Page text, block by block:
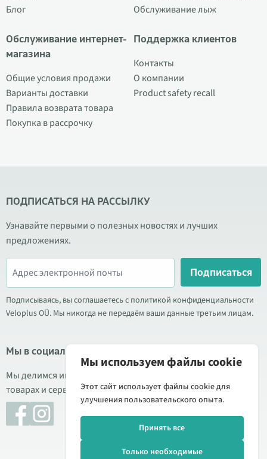
Блог
Обслуживание интернет-
магазина
Общие условия продажи
Варианты доставки
Правила возврата товара
Покупка в рассрочку
Обслуживание лыж
Поддержка клиентов
Контакты
О компании
Product safety recall
ПОДПИСАТЬСЯ НА РАССЫЛКУ
Узнавайте первыми о полезных новостях и лучших
предложениях.
Подписаться
Подписываясь, вы соглашаетесь с политикой конфиденциальности
Veloplus OÜ. Мы никогда не передаём ваши данные третьим лицам.
Мы в социальных сетях
Мы делимся информацией о выгодных акциях, новых
товарах и сервисе. Иногда публикуем обзоры продукции.
Мы используем файлы cookie
Этот сайт использует файлы cookie для
улучшения пользовательского опыта.
Принять все
Только необходимые